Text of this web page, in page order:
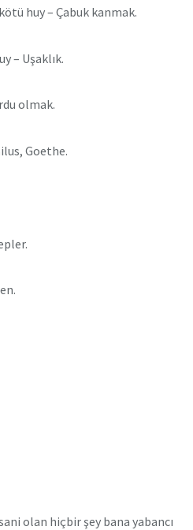
huy – Çabuk kanmak.
– Uşaklık.
olmak.
Goethe.
olan hiçbir şey bana yabancı